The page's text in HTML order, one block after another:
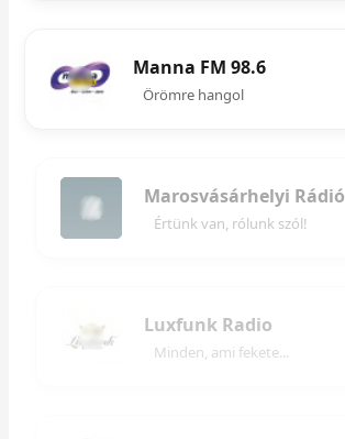
Manna FM 98.6
Örömre hangol
Marosvásárhelyi Rádió
Értünk van, rólunk szól!
Luxfunk Radio
Minden, ami fekete...